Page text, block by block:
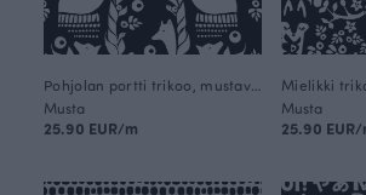
Musta
25.90 EUR/m
Mielikki
Musta
25.90 EUR/